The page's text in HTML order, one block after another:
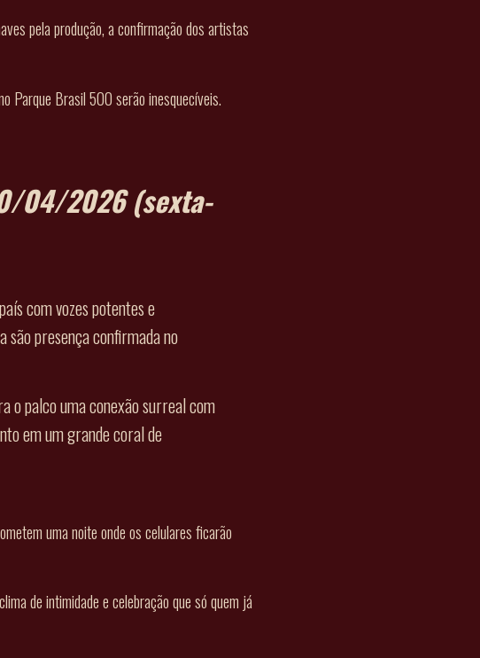
pela produção, a confirmação dos artistas
Parque Brasil 500 serão inesquecíveis.
04/2026 (sexta-
com vozes potentes e
são presença confirmada no
o palco uma conexão surreal com
em um grande coral de
uma noite onde os celulares ficarão
de intimidade e celebração que só quem já